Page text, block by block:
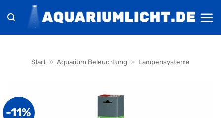
Inhalt
springen
Start » Aquarium Beleuchtung » Lampensysteme
-11%